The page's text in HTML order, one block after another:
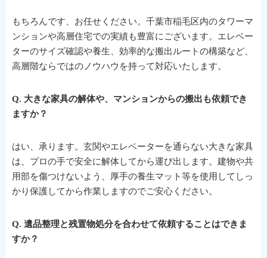
もちろんです、お任せください。千葉市稲毛区内のタワーマ
ンションや高層住宅での実績も豊富にございます。エレベー
ターのサイズ確認や養生、効率的な搬出ルートの構築など、
高層階ならではのノウハウを持って対応いたします。
Q. 大きな家具の解体や、マンションからの搬出も依頼でき
ますか？
はい、承ります。玄関やエレベーターを通らない大きな家具
は、プロの手で安全に解体してから運び出します。建物や共
用部を傷つけないよう、厚手の養生マット等を使用してしっ
かり保護してから作業しますのでご安心ください。
Q. 遺品整理と残置物処分を合わせて依頼することはできま
すか？